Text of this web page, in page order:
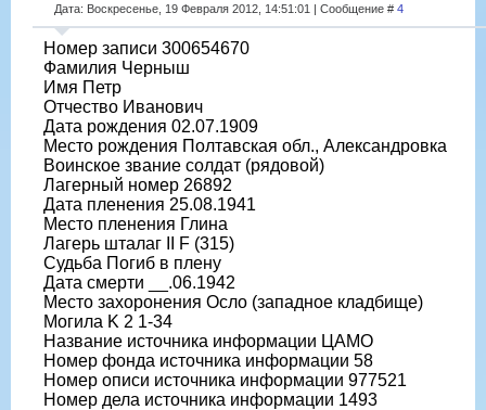
Дата: Воскресенье, 19 Февраля 2012, 14:51:01 | Сообщение # 4
Номер записи 300654670
Фамилия Черныш
Имя Петр
Отчество Иванович
Дата рождения 02.07.1909
Место рождения Полтавская обл., Александровка
Воинское звание солдат (рядовой)
Лагерный номер 26892
Дата пленения 25.08.1941
Место пленения Глина
Лагерь шталаг II F (315)
Судьба Погиб в плену
Дата смерти __.06.1942
Место захоронения Осло (западное кладбище)
Могила K 2 1-34
Название источника информации ЦАМО
Номер фонда источника информации 58
Номер описи источника информации 977521
Номер дела источника информации 1493